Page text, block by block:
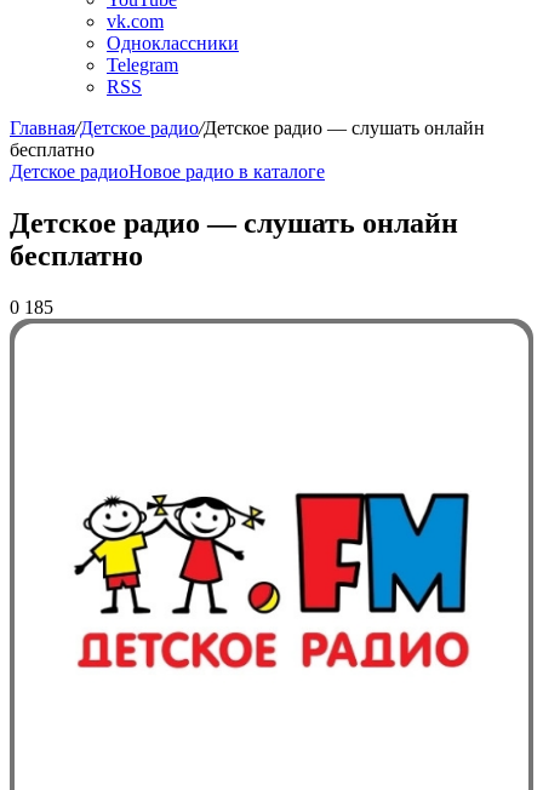
vk.com
Одноклассники
Telegram
RSS
Главная/Детское радио/Детское радио — слушать онлайн
бесплатно
Детское радиоНовое радио в каталоге
Детское радио — слушать онлайн
бесплатно
0 185